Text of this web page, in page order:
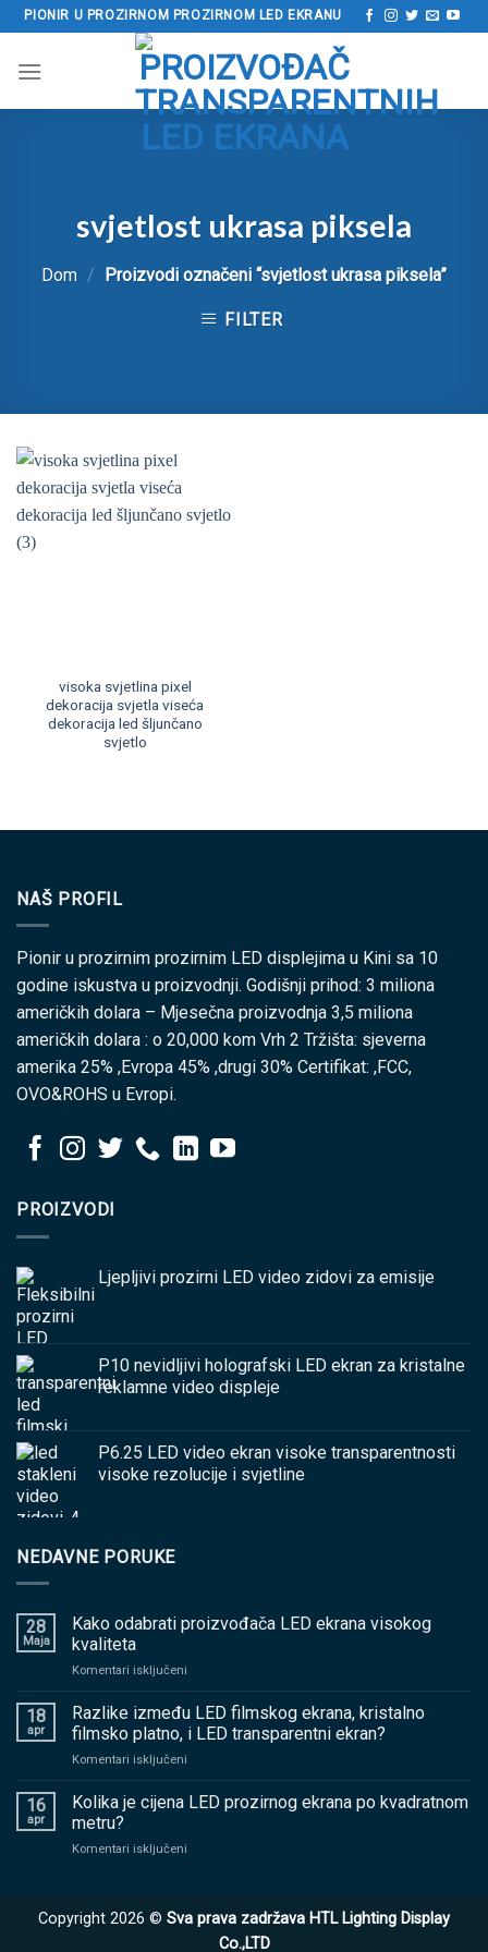
Preskoči
na
sadržaj
PIONIR U PROZIRNOM PROZIRNOM LED EKRANU
svjetlost ukrasa piksela
Dom / Proizvodi označeni “svjetlost ukrasa piksela”
FILTER
visoka svjetlina pixel
dekoracija svjetla viseća
dekoracija led šljunčano
svjetlo
NAŠ PROFIL
Pionir u prozirnim prozirnim LED displejima u Kini sa 10
godine iskustva u proizvodnji. Godišnji prihod: 3 miliona
američkih dolara – Mjesečna proizvodnja 3,5 miliona
američkih dolara : o 20,000 kom Vrh 2 Tržišta: sjeverna
amerika 25% ,Evropa 45% ,drugi 30% Certifikat: ,FCC,
OVO&ROHS u Evropi.
PROIZVODI
Ljepljivi prozirni LED video zidovi za emisije
P10 nevidljivi holografski LED ekran za kristalne
reklamne video displeje
P6.25 LED video ekran visoke transparentnosti
visoke rezolucije i svjetline
NEDAVNE PORUKE
28
Maja
Kako odabrati proizvođača LED ekrana visokog
kvaliteta
Komentari isključeni
odabrati
proizvođača
LED
kvaliteta
18
apr
Razlike između LED filmskog ekrana, kristalno
filmsko platno, i LED transparentni ekran?
Komentari isključeni
između
i
16
apr
Kolika je cijena LED prozirnog ekrana po kvadratnom
metru?
Komentari isključeni
LED
prozirnog
Copyright 2026 © Sva prava zadržava HTL Lighting Display
Co.,LTD